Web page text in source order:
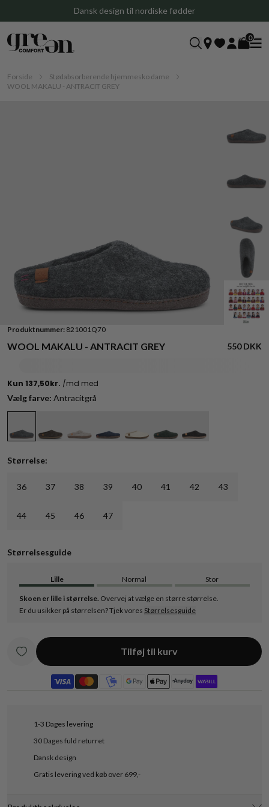
Dansk design til nordiske fødder
0
Forside
Stødabsorberende hjemmesko dame
WOOL MAKALU - ANTRACIT GREY
Produktnummer: 821001Q70
WOOL MAKALU - ANTRACIT GREY 550 DKK
Vælg farve: Antracitgrå
Størrelse:
36 37 38 39 40 41 42 43
44 45 46 47
Størrelsesguide
Lille Normal Stor
Skoen er lille i størrelse. Overvej at vælge en større størrelse.
Er du usikker på størrelsen? Tjek vores Størrelsesguide
Tilføj til kurv
1-3 Dages levering
30 Dages fuld returret
Dansk design
Gratis levering ved køb over 699,-